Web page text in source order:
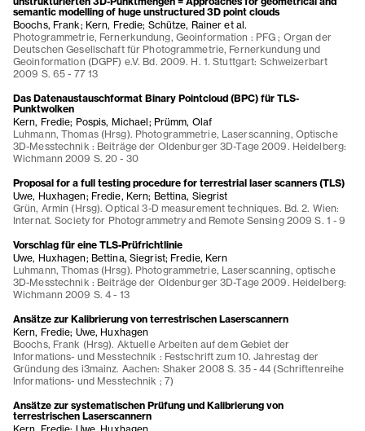
semantic modelling of huge unstructured 3D point clouds
Boochs, Frank; Kern, Fredie; Schütze, Rainer et al.
Photogrammetrie, Fernerkundung, Geoinformation : PFG ; Organ der
Deutschen Gesellschaft für Photogrammetrie, Fernerkundung und
Geoinformation (DGPF) e.V. Bd. 2009. H. 1. Stuttgart: Schweizerbart
2009 S. 65 - 77 13
Das Datenaustauschformat Binary Pointcloud (BPC) für TLS-
Punktwolken
Kern, Fredie; Pospis, Michael; Prümm, Olaf
Luhmann, Thomas (Hrsg). Photogrammetrie, Laserscanning, Optische
3D-Messtechnik : Beiträge der Oldenburger 3D-Tage 2009. Heidelberg:
Wichmann 2009 S. 20 - 30
Proposal for a full testing procedure for terrestrial laser scanners (TLS)
Uwe, Huxhagen; Fredie, Kern; Bettina, Siegrist
Grün, Armin (Hrsg). Optical 3-D measurement techniques. Bd. 2. Wien:
Internat. Society for Photogrammetry and Remote Sensing 2009 S. 1 - 9
Vorschlag für eine TLS-Prüfrichtlinie
Uwe, Huxhagen; Bettina, Siegrist; Fredie, Kern
Luhmann, Thomas (Hrsg). Photogrammetrie, Laserscanning, optische
3D-Messtechnik : Beiträge der Oldenburger 3D-Tage 2009. Heidelberg:
Wichmann 2009 S. 4 - 13
Ansätze zur Kalibrierung von terrestrischen Laserscannern
Kern, Fredie; Uwe, Huxhagen
Boochs, Frank (Hrsg). Aktuelle Arbeiten auf dem Gebiet der
Informations- und Messtechnik : Festschrift zum 10. Jahrestag der
Gründung des i3mainz. Aachen: Shaker 2008 S. 35 - 44 (Schriftenreihe
Informations- und Messtechnik ; 7)
Ansätze zur systematischen Prüfung und Kalibrierung von
terrestrischen Laserscannern